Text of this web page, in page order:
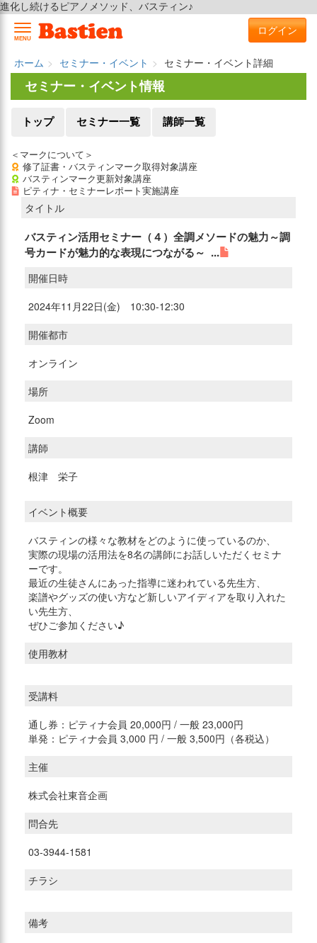
進化し続けるピアノメソッド、バスティン♪
MENU
ログイン
ホーム セミナー・イベント
セミナー・イベント詳細
セミナー・イベント情報
トップ セミナー一覧 講師一覧
＜マークについて＞
修了証書・バスティンマーク取得対象講座
バスティンマーク更新対象講座
ピティナ・セミナーレポート実施講座
タイトル
バスティン活用セミナー（４）全調メソードの魅力～調
号カードが魅力的な表現につながる～ ...
開催日時
2024年11月22日(金) 10:30-12:30
開催都市
オンライン
場所
Zoom
講師
根津 栄子
イベント概要
バスティンの様々な教材をどのように使っているのか、
実際の現場の活用法を8名の講師にお話しいただくセミナ
ーです。
最近の生徒さんにあった指導に迷われている先生方、
楽譜やグッズの使い方など新しいアイディアを取り入れた
い先生方、
ぜひご参加ください♪
使用教材
受講料
通し券：ピティナ会員 20,000円 / 一般 23,000円
単発：ピティナ会員 3,000 円 / 一般 3,500円（各税込）
主催
株式会社東音企画
問合先
03-3944-1581
チラシ
備考